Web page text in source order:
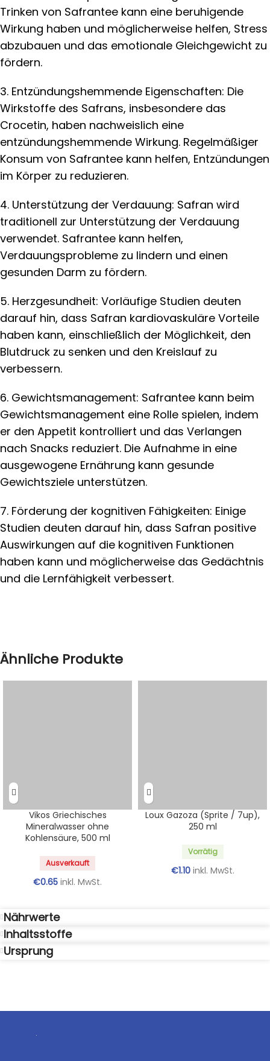
Trinken von Safrantee kann eine beruhigende
Wirkung haben und möglicherweise helfen, Stress
abzubauen und das emotionale Gleichgewicht zu
fördern.
3. Entzündungshemmende Eigenschaften: Die
Wirkstoffe des Safrans, insbesondere das
Crocetin, haben nachweislich eine
entzündungshemmende Wirkung. Regelmäßiger
Konsum von Safrantee kann helfen, Entzündungen
im Körper zu reduzieren.
4. Unterstützung der Verdauung: Safran wird
traditionell zur Unterstützung der Verdauung
verwendet. Safrantee kann helfen,
Verdauungsprobleme zu lindern und einen
gesunden Darm zu fördern.
5. Herzgesundheit: Vorläufige Studien deuten
darauf hin, dass Safran kardiovaskuläre Vorteile
haben kann, einschließlich der Möglichkeit, den
Blutdruck zu senken und den Kreislauf zu
verbessern.
6. Gewichtsmanagement: Safrantee kann beim
Gewichtsmanagement eine Rolle spielen, indem
er den Appetit kontrolliert und das Verlangen
nach Snacks reduziert. Die Aufnahme in eine
ausgewogene Ernährung kann gesunde
Gewichtsziele unterstützen.
7. Förderung der kognitiven Fähigkeiten: Einige
Studien deuten darauf hin, dass Safran positive
Auswirkungen auf die kognitiven Funktionen
haben kann und möglicherweise das Gedächtnis
und die Lernfähigkeit verbessert.
Ähnliche Produkte
Vikos Griechisches
Mineralwasser ohne
Kohlensäure, 500 ml
Ausverkauft
€0.65 inkl. MwSt.
Loux Gazoza (Sprite / 7up),
250 ml
Vorrätig
€1.10 inkl. MwSt.
Nährwerte
Inhaltsstoffe
Ursprung